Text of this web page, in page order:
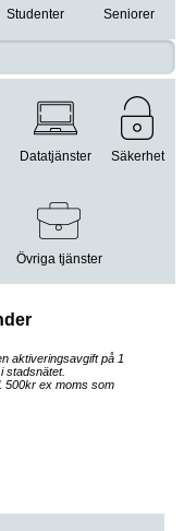
Studenter Seniorer
Datatjänster Säkerhet
Övriga tjänster
aktiveringsavgift på 1
stadsnätet.
500kr ex moms som